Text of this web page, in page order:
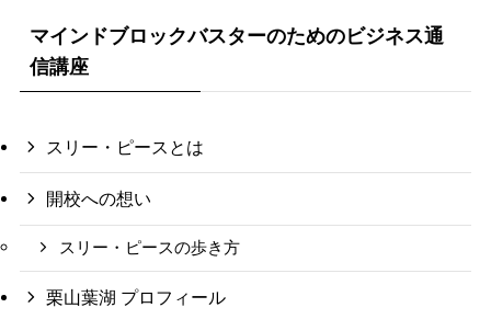
マインドブロックバスターのためのビジネス通
信講座
スリー・ピースとは
開校への想い
スリー・ピースの歩き方
栗山葉湖 プロフィール